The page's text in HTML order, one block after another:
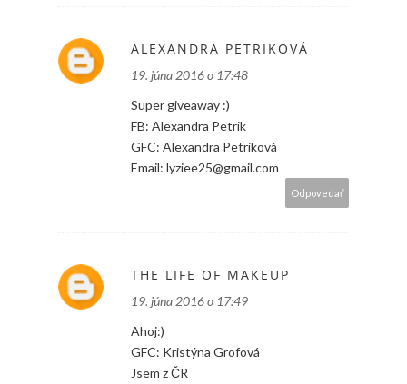
ALEXANDRA PETRIKOVÁ
19. júna 2016 o 17:48
Super giveaway :)
FB: Alexandra Petrik
GFC: Alexandra Petriková
Email: lyziee25@gmail.com
Odpovedať
THE LIFE OF MAKEUP
19. júna 2016 o 17:49
Ahoj:)
GFC: Kristýna Grofová
Jsem z ČR